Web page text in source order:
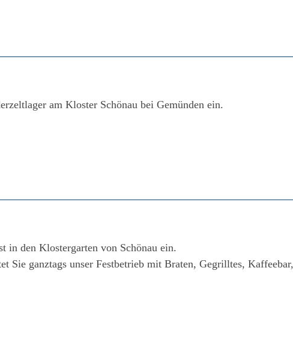
am Kloster Schönau bei Gemünden ein.
in den Klostergarten von Schönau ein.
Sie ganztags unser Festbetrieb mit Braten, Gegrilltes, Kaffeebar,